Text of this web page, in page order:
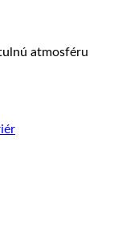
atmosféru